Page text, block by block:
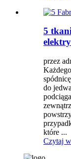
5
przez
do
które ...
Czytaj